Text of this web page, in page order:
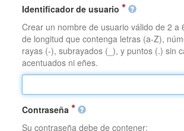
Identificador de usuario
Crear un nombre de usuario válido de 2 a
de longitud que contenga letras (a-Z),
rayas (-), subrayados (_), y puntos (.) sin
acentuados ni eñes.
Contraseña
Su contraseña debe de contener: